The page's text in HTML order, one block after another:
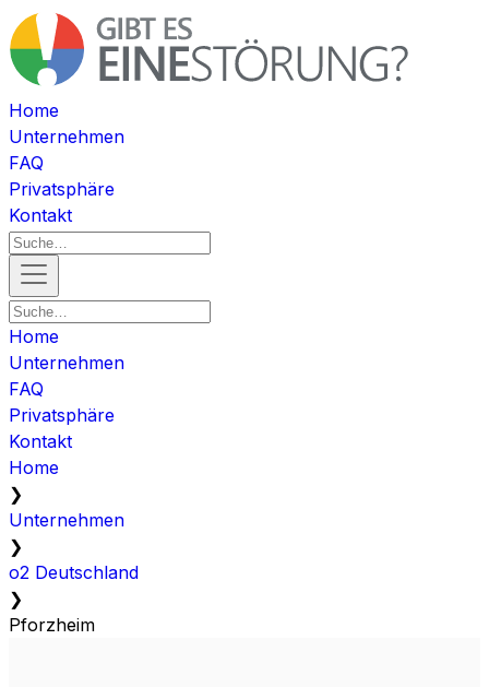
Home
Unternehmen
FAQ
Privatsphäre
Kontakt
Home
Unternehmen
FAQ
Privatsphäre
Kontakt
Home
❯
Unternehmen
❯
o2 Deutschland
❯
Pforzheim